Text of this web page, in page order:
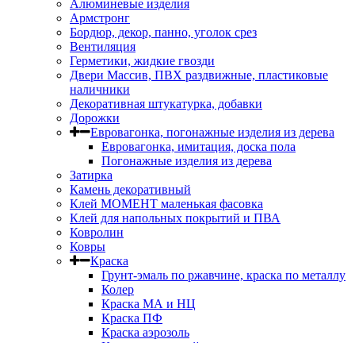
Алюминевые изделия
Армстронг
Бордюр, декор, панно, уголок срез
Вентиляция
Герметики, жидкие гвозди
Двери Массив, ПВХ раздвижные, пластиковые
наличники
Декоративная штукатурка, добавки
Дорожки
Евровагонка, погонажные изделия из дерева
Евровагонка, имитация, доска пола
Погонажные изделия из дерева
Затирка
Камень декоративный
Клей МОМЕНТ маленькая фасовка
Клей для напольных покрытий и ПВА
Ковролин
Ковры
Краска
Грунт-эмаль по ржавчине, краска по металлу
Колер
Краска МА и НЦ
Краска ПФ
Краска аэрозоль